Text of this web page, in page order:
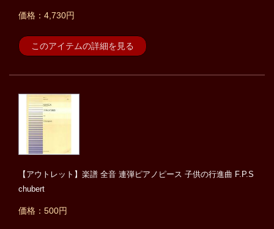
価格：4,730円
このアイテムの詳細を見る
【アウトレット】楽譜 全音 連弾ピアノピース 子供の行進曲 F.P.S
chubert
価格：500円